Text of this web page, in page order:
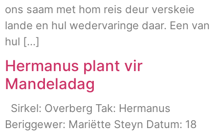
ons saam met hom reis deur verskeie
lande en hul wedervaringe daar. Een van
hul […]
Hermanus plant vir
Mandeladag
Sirkel: Overberg Tak: Hermanus
Beriggewer: Mariëtte Steyn Datum: 18